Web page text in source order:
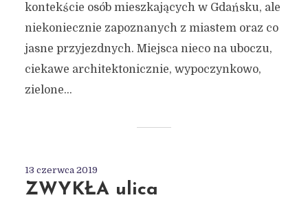
kontekście osób mieszkających w Gdańsku, ale
niekoniecznie zapoznanych z miastem oraz co
jasne przyjezdnych. Miejsca nieco na uboczu,
ciekawe architektonicznie, wypoczynkowo,
zielone...
13 czerwca 2019
ZWYKŁA ulica